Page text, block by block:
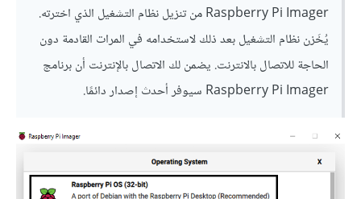
Raspberry Pi Imager من تنزيل نظام التشغيل الذي اخترته.
يُخَزن نظام التشغيل بعد ذلك لاستخدامه في المرات القادمة دون
الحاجة للاتصال بالانترنت. يضمن لك الاتصال بالإنترنت أن برنامج
Raspberry Pi Imager سيوفر أحدث إصدار دائمًا.